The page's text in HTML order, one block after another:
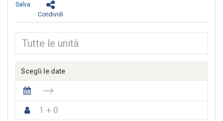
Condividi
Salva
Scegli le date
1 + 0